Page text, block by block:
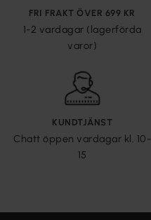
FRI FRAKT ÖVER 699 KR
1-2 vardagar (lagerförda
varor)
KUNDTJÄNST
Chatt öppen vardagar kl. 10-
15